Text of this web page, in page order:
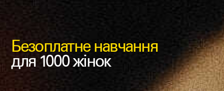
Безоплатне навчання
для 1000 жінок